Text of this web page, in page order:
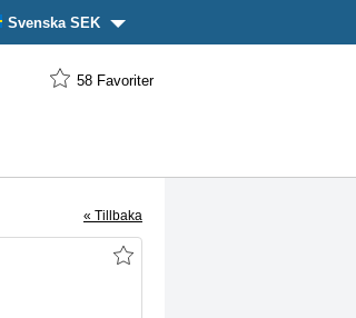
Svenska SEK
58 Favoriter
« Tillbaka